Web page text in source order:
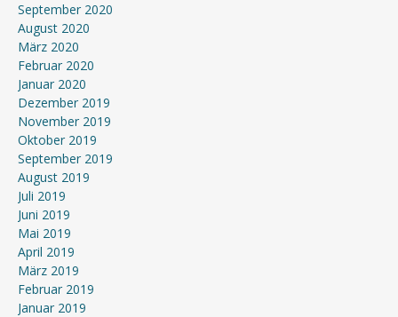
September 2020
August 2020
März 2020
Februar 2020
Januar 2020
Dezember 2019
November 2019
Oktober 2019
September 2019
August 2019
Juli 2019
Juni 2019
Mai 2019
April 2019
März 2019
Februar 2019
Januar 2019